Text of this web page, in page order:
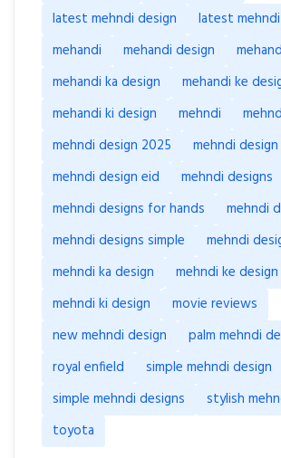
latest mehndi design
latest
mehandi
mehandi design
mehandi ka design
mehandi ke
mehandi ki design
mehndi
mehndi design 2025
mehndi design
mehndi design eid
mehndi designs
mehndi designs for hands
mehndi
mehndi designs simple
mehndi
mehndi ka design
mehndi ke design
mehndi ki design
movie reviews
new mehndi design
palm mehndi
royal enfield
simple mehndi design
simple mehndi designs
stylish
toyota